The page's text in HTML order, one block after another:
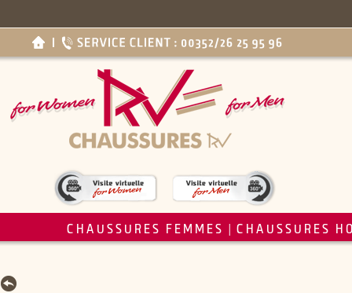
CHAUSSURES FEMMES CHAUSSURES